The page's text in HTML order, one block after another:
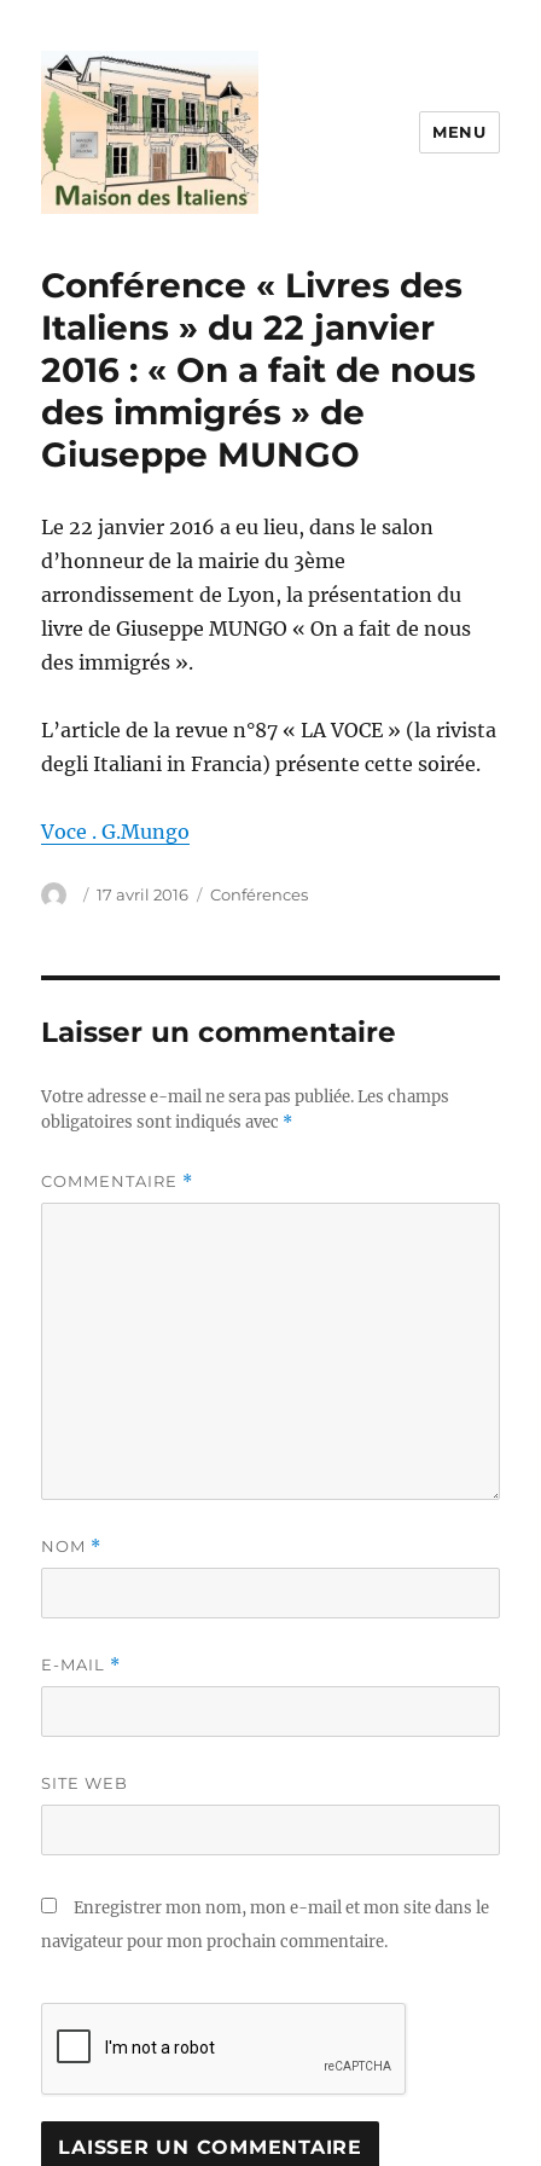
MENU
Conférence « Livres des
Italiens » du 22 janvier
2016 : « On a fait de nous
des immigrés » de
Giuseppe MUNGO
Le 22 janvier 2016 a eu lieu, dans le salon
d’honneur de la mairie du 3ème
arrondissement de Lyon, la présentation du
livre de Giuseppe MUNGO « On a fait de nous
des immigrés ».
L’article de la revue n°87 « LA VOCE » (la rivista
degli Italiani in Francia) présente cette soirée.
Voce . G.Mungo
Auteur
Publié
17 avril 2016 Catégories
Conférences
Laisser un commentaire
Votre adresse e-mail ne sera pas publiée. Les champs
obligatoires sont indiqués avec *
COMMENTAIRE *
NOM *
E-MAIL *
SITE WEB
Enregistrer mon nom, mon e-mail et mon site dans le
navigateur pour mon prochain commentaire.